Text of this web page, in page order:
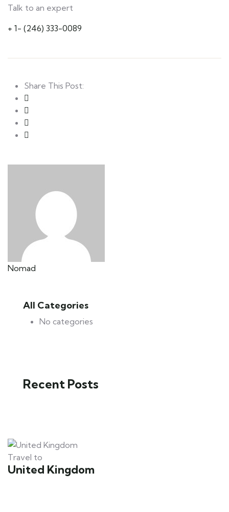
Talk to an expert
+ 1- (246) 333-0089
Share This Post:
Nomad
All Categories
No categories
Recent Posts
Travel to
United Kingdom